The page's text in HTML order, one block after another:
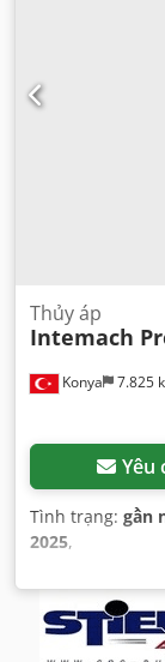
Konya 7.825
Thủy áp
Intemach
Yêu
Tình trạng: gần
2025,